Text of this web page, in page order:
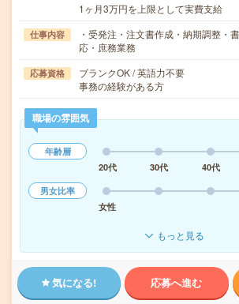
1ヶ月3万円を上限として実費支給
仕事内容
・受発注・注文書作成・納期調整・
応・庶務業務
応募資格
ブランクOK / 英語力不要
事務の経験がある方
職場の雰囲気
年齢層
20代
30代 40代
男女比率
女性
もっと見る
気になる! 応募へ進む